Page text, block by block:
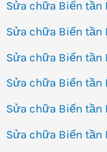
Sửa chữa Biến tần
Sửa chữa Biến tần
Sửa chữa Biến tần
Sửa chữa Biến tần
Sửa chữa Biến tần
Sửa chữa Biến tần